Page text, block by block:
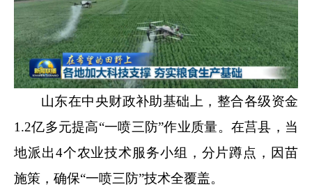
山东在中央财政补助基础上，整合各级资金
1.2亿多元提高“一喷三防”作业质量。在莒县，当
地派出4个农业技术服务小组，分片蹲点，因苗
施策，确保“一喷三防”技术全覆盖。